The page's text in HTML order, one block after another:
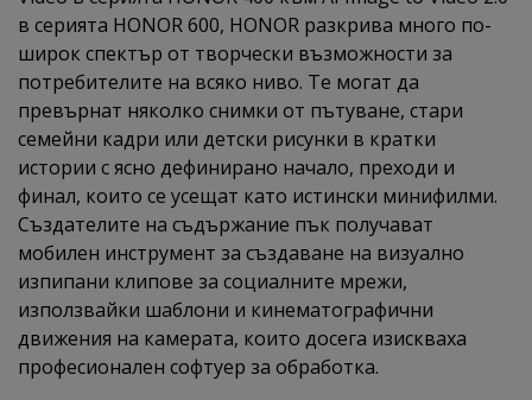
в серията HONOR 600, HONOR разкрива много по-
широк спектър от творчески възможности за
потребителите на всяко ниво. Те могат да
превърнат няколко снимки от пътуване, стари
семейни кадри или детски рисунки в кратки
истории с ясно дефинирано начало, преходи и
финал, които се усещат като истински минифилми.
Създателите на съдържание пък получават
мобилен инструмент за създаване на визуално
изпипани клипове за социалните мрежи,
използвайки шаблони и кинематографични
движения на камерата, които досега изискваха
професионален софтуер за обработка.